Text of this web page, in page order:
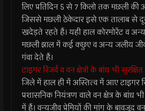
लिए प्रतिदिन 5 से 7 किलो तक मछली की
जिससे मछली ठेकेदार इसे एक तालाब से
खदेड़ते रहते हैं। यही हाल कोरमोरेंट व अन्य
मछली झाल में कई कछुए व अन्य जलीय
गंवा देते हैं।
टाइगर रिजर्व व वन क्षेत्रों के बांध भी
जिले में हाल ही में अस्तित्व में आए टाइगर
प्रशासनिक नियंत्रण वाले वन क्षेत्र के बांध
में हैं। वन्यजीव प्रेमियों की मांग के बावजूद